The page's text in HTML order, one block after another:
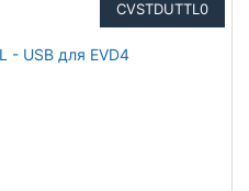
CVSTDUTTL0